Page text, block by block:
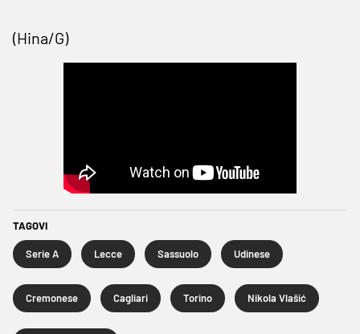
(Hina/G)
TAGOVI
Serie A Lecce Sassuolo Udinese
Cremonese Cagliari Torino Nikola Vlašić